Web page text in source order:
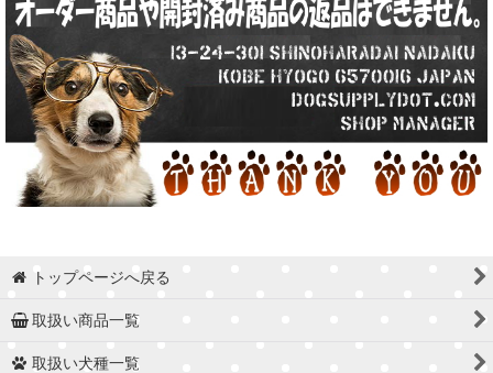
トップページへ戻る
取扱い商品一覧
取扱い犬種一覧